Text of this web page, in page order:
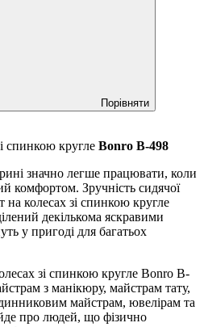
Порівняти
спинкою кругле Bonro B-498
значно легше працювати, коли
комфортом. Зручність сидячої
на колесах зі спинкою кругле
декількома яскравими
у пригоді для багатьох
зі спинкою кругле Bonro B-
з манікюру, майстрам тату,
майстрам, ювелірам та
про людей, що фізично